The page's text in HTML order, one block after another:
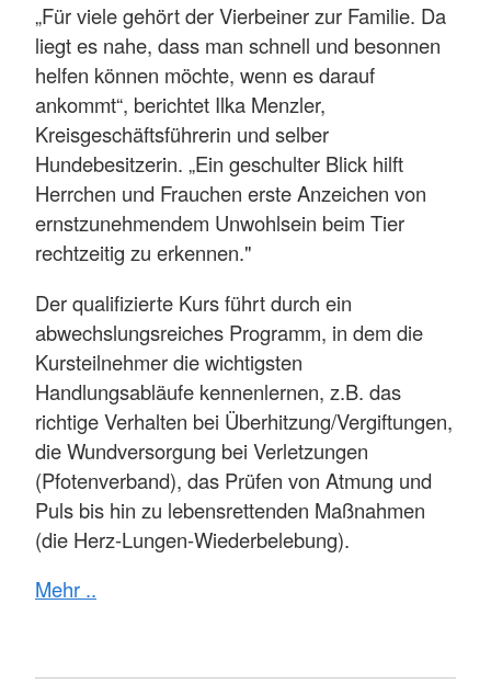
„Für viele gehört der Vierbeiner zur Familie. Da
liegt es nahe, dass man schnell und besonnen
helfen können möchte, wenn es darauf
ankommt“, berichtet Ilka Menzler,
Kreisgeschäftsführerin und selber
Hundebesitzerin. „Ein geschulter Blick hilft
Herrchen und Frauchen erste Anzeichen von
ernstzunehmendem Unwohlsein beim Tier
rechtzeitig zu erkennen."
Der qualifizierte Kurs führt durch ein
abwechslungsreiches Programm, in dem die
Kursteilnehmer die wichtigsten
Handlungsabläufe kennenlernen, z.B. das
richtige Verhalten bei Überhitzung/Vergiftungen,
die Wundversorgung bei Verletzungen
(Pfotenverband), das Prüfen von Atmung und
Puls bis hin zu lebensrettenden Maßnahmen
(die Herz-Lungen-Wiederbelebung).
Mehr ..